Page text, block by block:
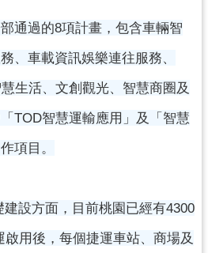
通過的8項計畫，包含車輛智
、車載資訊娛樂連往服務、
生活、文創觀光、智慧商圈及
TOD智慧運輸應用」及「智慧
項目。
設方面，目前桃園已經有4300
用後，每個捷運車站、商場及